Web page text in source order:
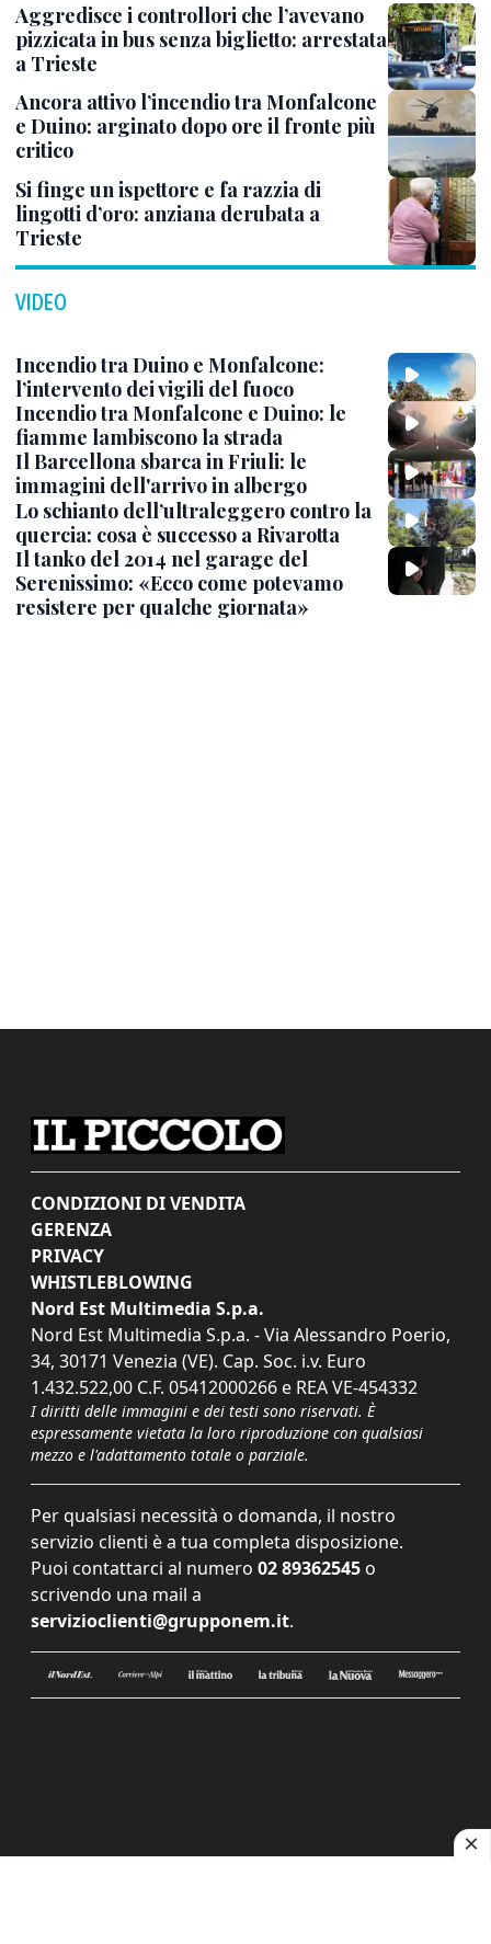
Aggredisce i controllori che l’avevano
pizzicata in bus senza biglietto: arrestata
a Trieste
Ancora attivo l’incendio tra Monfalcone
e Duino: arginato dopo ore il fronte più
critico
Si finge un ispettore e fa razzia di
lingotti d’oro: anziana derubata a
Trieste
VIDEO
Incendio tra Duino e Monfalcone:
l’intervento dei vigili del fuoco
Incendio tra Monfalcone e Duino: le
fiamme lambiscono la strada
Il Barcellona sbarca in Friuli: le
immagini dell'arrivo in albergo
Lo schianto dell’ultraleggero contro la
quercia: cosa è successo a Rivarotta
Il tanko del 2014 nel garage del
Serenissimo: «Ecco come potevamo
resistere per qualche giornata»
CONDIZIONI DI VENDITA
GERENZA
PRIVACY
WHISTLEBLOWING
Nord Est Multimedia S.p.a.
Nord Est Multimedia S.p.a. - Via Alessandro Poerio,
34, 30171 Venezia (VE). Cap. Soc. i.v. Euro
1.432.522,00 C.F. 05412000266 e REA VE-454332
I diritti delle immagini e dei testi sono riservati. È
espressamente vietata la loro riproduzione con qualsiasi
mezzo e l'adattamento totale o parziale.
Per qualsiasi necessità o domanda, il nostro
servizio clienti è a tua completa disposizione.
Puoi contattarci al numero 02 89362545 o
scrivendo una mail a
servizioclienti@grupponem.it.